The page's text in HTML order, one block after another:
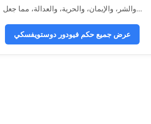
والشر، والإيمان، والحرية، والعدالة، مما جعل...
عرض جميع حكم فيودور دوستويفسكي